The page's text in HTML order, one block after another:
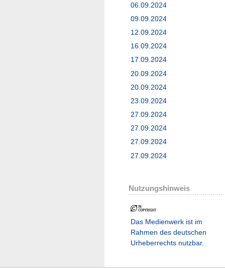
06.09.2024
09.09.2024
12.09.2024
16.09.2024
17.09.2024
20.09.2024
20.09.2024
23.09.2024
27.09.2024
27.09.2024
27.09.2024
27.09.2024
Nutzungshinweis
Das Medienwerk ist im
Rahmen des deutschen
Urheberrechts nutzbar.